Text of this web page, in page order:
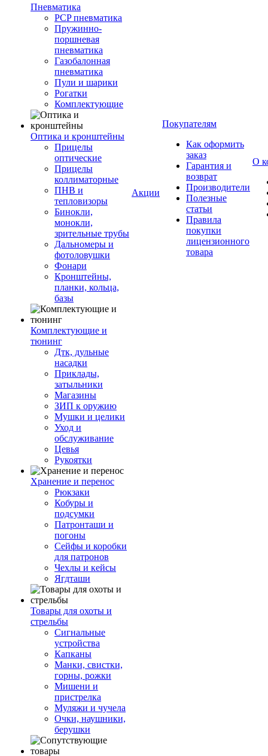
Пневматика
PCP пневматика
Пружинно-
поршневая
пневматика
Газобалонная
пневматика
Пули и шарики
Рогатки
Комплектующие
Оптика и кронштейны
Прицелы
оптические
Прицелы
коллиматорные
ПНВ и
тепловизоры
Бинокли,
монокли,
зрительные трубы
Дальномеры и
фотоловушки
Фонари
Кронштейны,
планки, кольца,
базы
Комплектующие и
тюнинг
Дтк, дульные
насадки
Приклады,
затыльники
Магазины
ЗИП к оружию
Мушки и целики
Уход и
обслуживание
Цевья
Рукоятки
Хранение и перенос
Рюкзаки
Кобуры и
подсумки
Патронташи и
погоны
Сейфы и коробки
для патронов
Чехлы и кейсы
Ягдташи
Товары для охоты и
стрельбы
Сигнальные
устройства
Капканы
Манки, свистки,
горны, рожки
Мишени и
пристрелка
Муляжи и чучела
Очки, наушники,
берушки
Акции
Покупателям
Как оформить
заказ
Гарантия и
возврат
Производители
Полезные
статьи
Правила
покупки
лицензионного
товара
О